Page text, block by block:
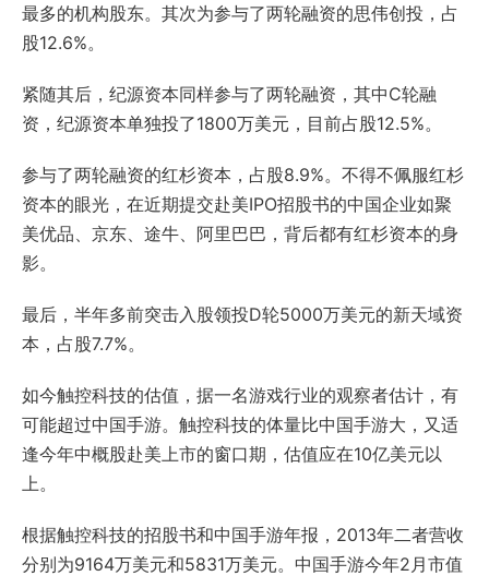
最多的机构股东。其次为参与了两轮融资的思伟创投，占
股12.6%。
紧随其后，纪源资本同样参与了两轮融资，其中C轮融
资，纪源资本单独投了1800万美元，目前占股12.5%。
参与了两轮融资的红杉资本，占股8.9%。不得不佩服红杉
资本的眼光，在近期提交赴美IPO招股书的中国企业如聚
美优品、京东、途牛、阿里巴巴，背后都有红杉资本的身
影。
最后，半年多前突击入股领投D轮5000万美元的新天域资
本，占股7.7%。
如今触控科技的估值，据一名游戏行业的观察者估计，有
可能超过中国手游。触控科技的体量比中国手游大，又适
逢今年中概股赴美上市的窗口期，估值应在10亿美元以
上。
根据触控科技的招股书和中国手游年报，2013年二者营收
分别为9164万美元和5831万美元。中国手游今年2月市值